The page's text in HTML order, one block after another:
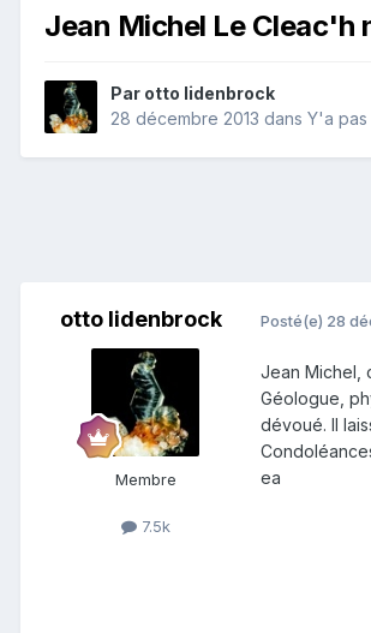
Jean Michel Le Cleac'h
Par otto lidenbrock
28 décembre 2013 dans Y'a pas
otto lidenbrock
Membre
7.5k
Posté(e) 28
Jean Michel,
Géologue,
dévoué. Il
ea